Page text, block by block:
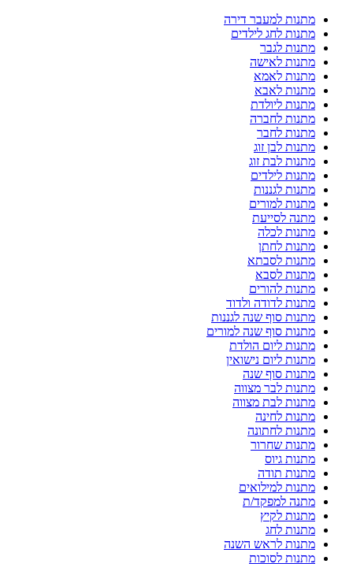
מתנות למעבר דירה
מתנות לחג לילדים
מתנות לגבר
מתנות לאישה
מתנות לאמא
מתנות לאבא
מתנות ליולדת
מתנות לחברה
מתנות לחבר
מתנות לבן זוג
מתנות לבת זוג
מתנות לילדים
מתנות לגננות
מתנות למורים
מתנה לסייעת
מתנות לכלה
מתנות לחתן
מתנות לסבתא
מתנות לסבא
מתנות להורים
מתנות לדודה ולדוד
מתנות סוף שנה לגננות
מתנות סוף שנה למורים
מתנות ליום הולדת
מתנות ליום נישואין
מתנות סוף שנה
מתנות לבר מצווה
מתנות לבת מצווה
מתנות לחינה
מתנות לחתונה
מתנות שחרור
מתנות גיוס
מתנות תודה
מתנות למילואים
מתנה למפקד/ת
מתנות לקיץ
מתנות לחג
מתנות לראש השנה
מתנות לסוכות